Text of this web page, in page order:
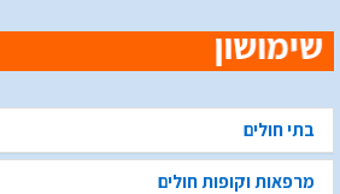
בתי חולים
מרפאות וקופות חולים